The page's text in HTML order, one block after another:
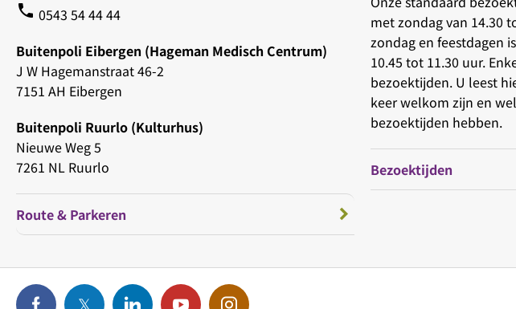
phone 0543 54 44 44
Buitenpoli Eibergen (Hageman Medisch Centrum)
J W Hagemanstraat 46-2
7151 AH Eibergen
Buitenpoli Ruurlo (Kulturhus)
Nieuwe Weg 5
7261 NL Ruurlo
Route & Parkeren
met zondag van 14.30
zondag en feestdagen
10.45 tot 11.30 uur.
bezoektijden. U leest
keer welkom zijn en
bezoektijden hebben.
Bezoektijden